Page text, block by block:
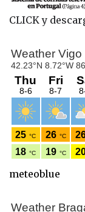
CLICK y
meteoblue